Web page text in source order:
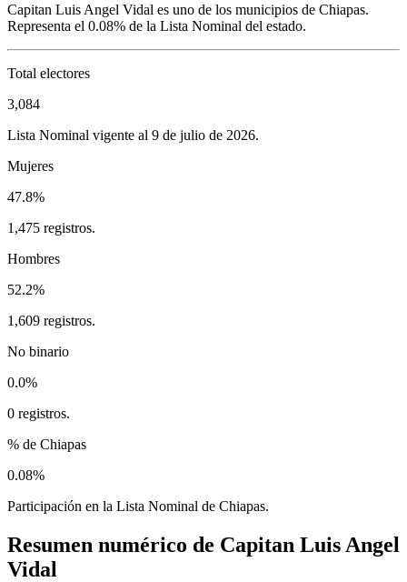
Capitan Luis Angel Vidal es uno de los municipios de Chiapas.
Representa el 0.08% de la Lista Nominal del estado.
Total electores
3,084
Lista Nominal vigente al 9 de julio de 2026.
Mujeres
47.8%
1,475 registros.
Hombres
52.2%
1,609 registros.
No binario
0.0%
0 registros.
% de Chiapas
0.08%
Participación en la Lista Nominal de Chiapas.
Resumen numérico de Capitan Luis Angel
Vidal